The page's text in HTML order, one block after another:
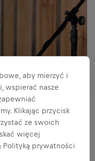
wróciła do
aby mierzyć i
wspierać nasze
Klikając przycisk
ze swoich
więcej
Polityką prywatności